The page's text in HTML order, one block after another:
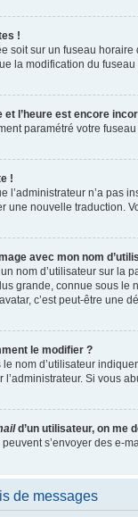
!
soit sur un fuseau
la modification du
et l’heure est encore
paramétré votre
!
l’administrateur n’a pas
une nouvelle traduction.
avec mon nom
un nom d’utilisateur sur
grande, connue sous le
c’est peut-être une
le modifier ?
nom d’utilisateur
l’administrateur. Si vous
d’un utilisateur, on me
s’envoyer des e-
de messages